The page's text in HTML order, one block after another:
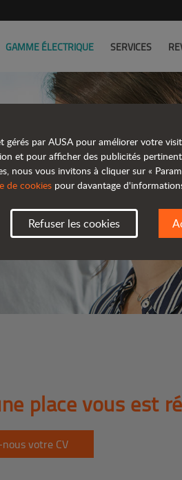
GAMME ÉLECTRIQUE SERVICES
UN
place vous est
votre CV
gérés par AUSA pour améliorer votre
et pour afficher des publicités
nous vous invitons à cliquer sur «
de cookies pour davantage
Refuser les cookies